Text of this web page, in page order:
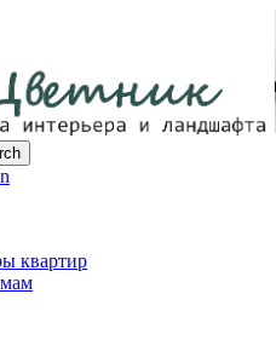
и обустройство дома.
квартир